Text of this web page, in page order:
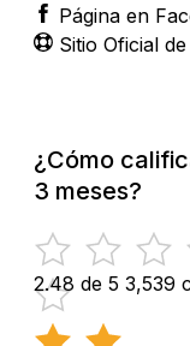
Página en
Sitio Oficial
¿Cómo
3 meses?
2.48 de 5 3,539